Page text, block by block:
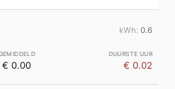
0.6
€ 0.00 € 0.02